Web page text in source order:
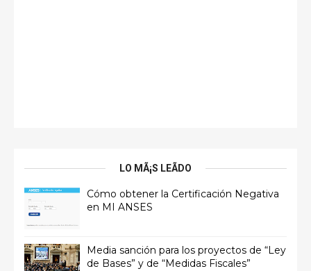
LO MÃ¡S LEÃ­DO
Cómo obtener la Certificación Negativa
en MI ANSES
Media sanción para los proyectos de “Ley
de Bases” y de “Medidas Fiscales”